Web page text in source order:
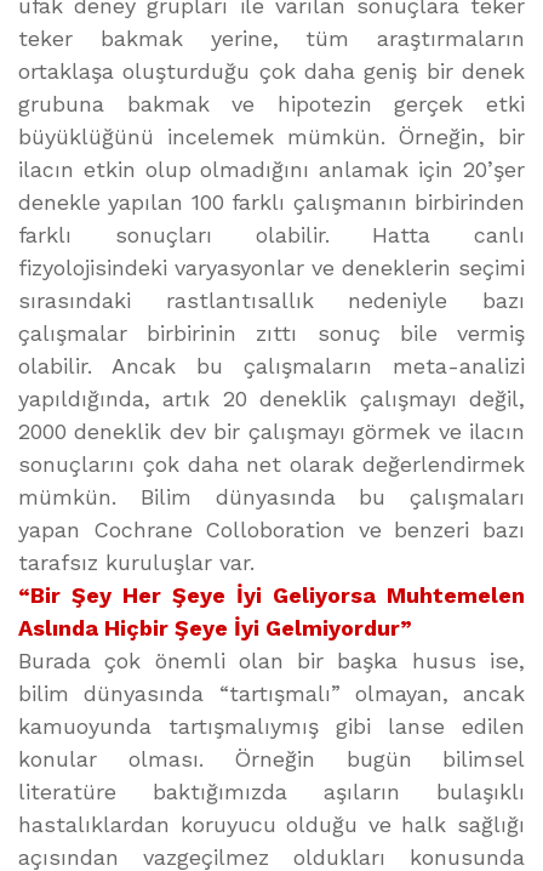
ufak deney grupları ile varılan sonuçlara teker
teker bakmak yerine, tüm araştırmaların
ortaklaşa oluşturduğu çok daha geniş bir denek
grubuna bakmak ve hipotezin gerçek etki
büyüklüğünü incelemek mümkün. Örneğin, bir
ilacın etkin olup olmadığını anlamak için 20’şer
denekle yapılan 100 farklı çalışmanın birbirinden
farklı sonuçları olabilir. Hatta canlı
fizyolojisindeki varyasyonlar ve deneklerin seçimi
sırasındaki rastlantısallık nedeniyle bazı
çalışmalar birbirinin zıttı sonuç bile vermiş
olabilir. Ancak bu çalışmaların meta-analizi
yapıldığında, artık 20 deneklik çalışmayı değil,
2000 deneklik dev bir çalışmayı görmek ve ilacın
sonuçlarını çok daha net olarak değerlendirmek
mümkün. Bilim dünyasında bu çalışmaları
yapan Cochrane Colloboration ve benzeri bazı
tarafsız kuruluşlar var.
“Bir Şey Her Şeye İyi Geliyorsa Muhtemelen
Aslında Hiçbir Şeye İyi Gelmiyordur”
Burada çok önemli olan bir başka husus ise,
bilim dünyasında “tartışmalı” olmayan, ancak
kamuoyunda tartışmalıymış gibi lanse edilen
konular olması. Örneğin bugün bilimsel
literatüre baktığımızda aşıların bulaşıklı
hastalıklardan koruyucu olduğu ve halk sağlığı
açısından vazgeçilmez oldukları konusunda